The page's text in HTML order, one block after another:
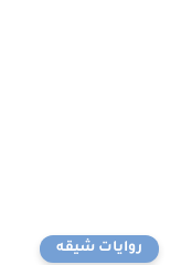
روايات شيقه